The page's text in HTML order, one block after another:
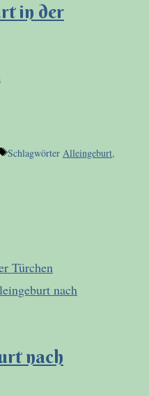
in der
Schlagwörter Alleingeburt,
nach